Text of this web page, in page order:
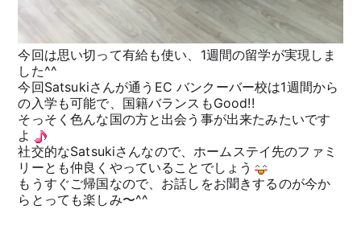
今回は思い切って有給も使い、1週間の留学が実現しま
した^^
今回Satsukiさんが通うEC バンクーバー校は1週間から
の入学も可能で、国籍バランスもGood!!
そっそく色んな国の方と出会う事が出来たみたいです
よ
社交的なSatsukiさんなので、ホームステイ先のファミ
リーとも仲良くやっていることでしょう
もうすぐご帰国なので、お話しをお聞きするのが今か
らとっても楽しみ〜^^